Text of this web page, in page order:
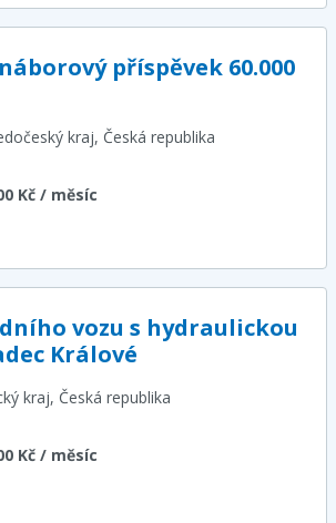
příspěvek 60.000
kraj, Česká republika
Kč / měsíc
vozu s hydraulickou
Králové
kraj, Česká republika
Kč / měsíc